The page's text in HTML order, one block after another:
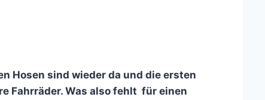
Hosen sind wieder da und die ersten
Fahrräder. Was also fehlt für einen